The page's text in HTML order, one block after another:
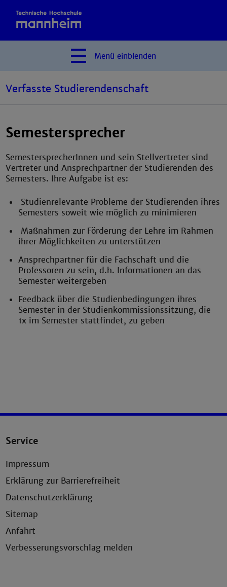
Menü einblenden
Verfasste Studierendenschaft
Semestersprecher
SemestersprecherInnen und sein Stellvertreter sind
Vertreter und Ansprechpartner der Studierenden des
Semesters. Ihre Aufgabe ist es:
Studienrelevante Probleme der Studierenden ihres
Semesters soweit wie möglich zu minimieren
Maßnahmen zur Förderung der Lehre im Rahmen
ihrer Möglichkeiten zu unterstützen
Ansprechpartner für die Fachschaft und die
Professoren zu sein, d.h. Informationen an das
Semester weitergeben
Feedback über die Studienbedingungen ihres
Semester in der Studienkommissionssitzung, die
1x im Semester stattfindet, zu geben
Service
Impressum
Erklärung zur Barrierefreiheit
Datenschutzerklärung
Sitemap
Anfahrt
Verbesserungsvorschlag melden